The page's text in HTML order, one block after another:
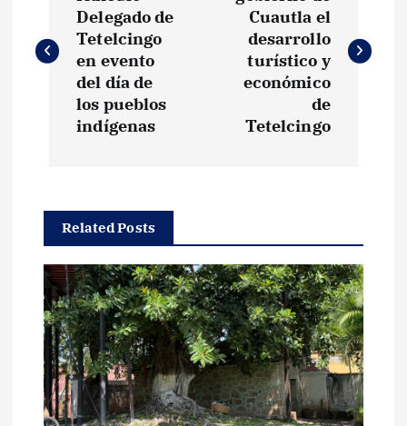
v
c
ó
n
d
Delegado de
Tetelcingo
en evento
del día de
los pueblos
indígenas
Cuautla el
desarrollo
turístico y
económico
de
Tetelcingo
Related Posts